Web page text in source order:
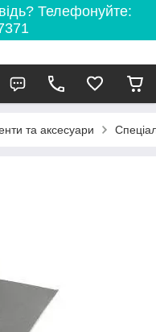
Телефонуйте:
та аксесуари